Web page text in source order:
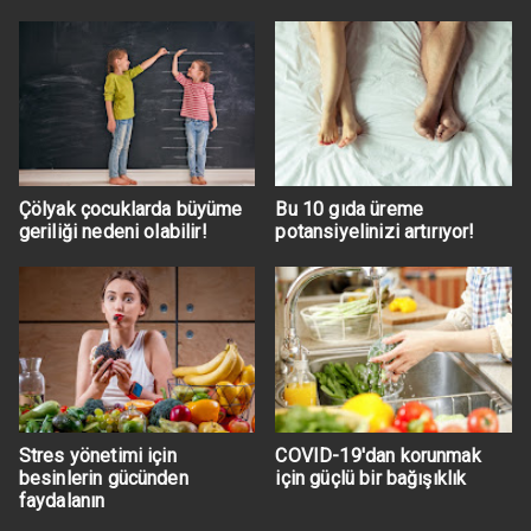
Çölyak çocuklarda büyüme
geriliği nedeni olabilir!
Bu 10 gıda üreme
potansiyelinizi artırıyor!
Stres yönetimi için
besinlerin gücünden
faydalanın
COVID-19'dan korunmak
için güçlü bir bağışıklık